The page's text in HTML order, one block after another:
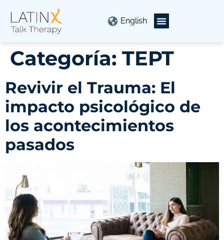
English
Categoría: TEPT
Revivir el Trauma: El
impacto psicológico de
los acontecimientos
pasados